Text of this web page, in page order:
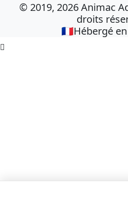
© 2019, 2026 Animac
droits
🇫🇷Hébergé
